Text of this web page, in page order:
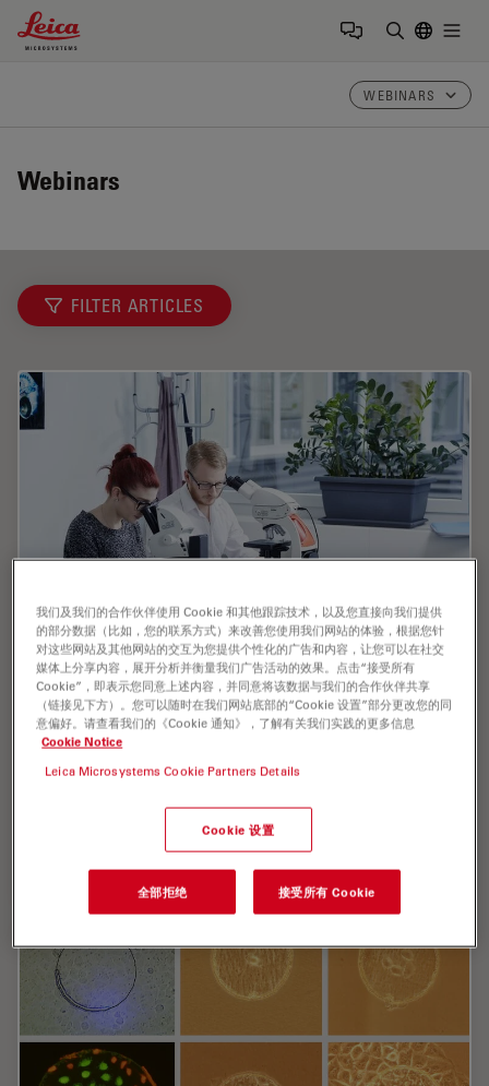
Leica Microsystems Logo
WEBINARS
Webinars
FILTER ARTICLES
Digital Classroom Options
As teachers, you know your big challenge is to catch
and keep the students’ attention and the best chance
case of the Microscopy Classroom, we…
Jul 09, 2019 网络研讨会 数码显微镜
我们及我们的合作伙伴使用 Cookie 和其他跟踪技术，以及您直接向我们提供
的部分数据（比如，您的联系方式）来改善您使用我们网站的体验，根据您针
对这些网站及其他网站的交互为您提供个性化的广告和内容，让您可以在社交
媒体上分享内容，展开分析并衡量我们广告活动的效果。点击“接受所有
Cookie”，即表示您同意上述内容，并同意将该数据与我们的合作伙伴共享
（链接见下方）。您可以随时在我们网站底部的“Cookie 设置”部分更改您的同
意偏好。请查看我们的《Cookie 通知》，了解有关我们实践的更多信息
Cookie Notice
Leica Microsystems Cookie Partners Details
Cookie 设置
全部拒绝 接受所有 Cookie